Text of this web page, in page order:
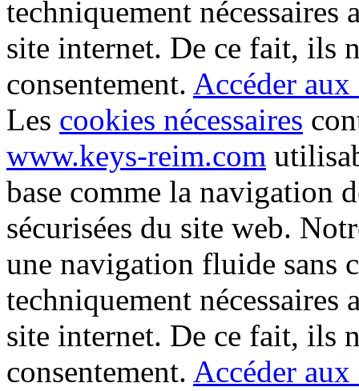
techniquement
site internet. De ce fait, ils
consentement. Accéder aux
Les cookies nécessaires
www.keys-reim.com
base comme la navigation
sécurisées du site web.
une navigation fluide sans
techniquement
site internet. De ce fait, ils
consentement. Accéder aux